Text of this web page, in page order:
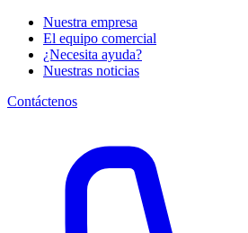
Nuestra empresa
El equipo comercial
¿Necesita ayuda?
Nuestras noticias
Contáctenos